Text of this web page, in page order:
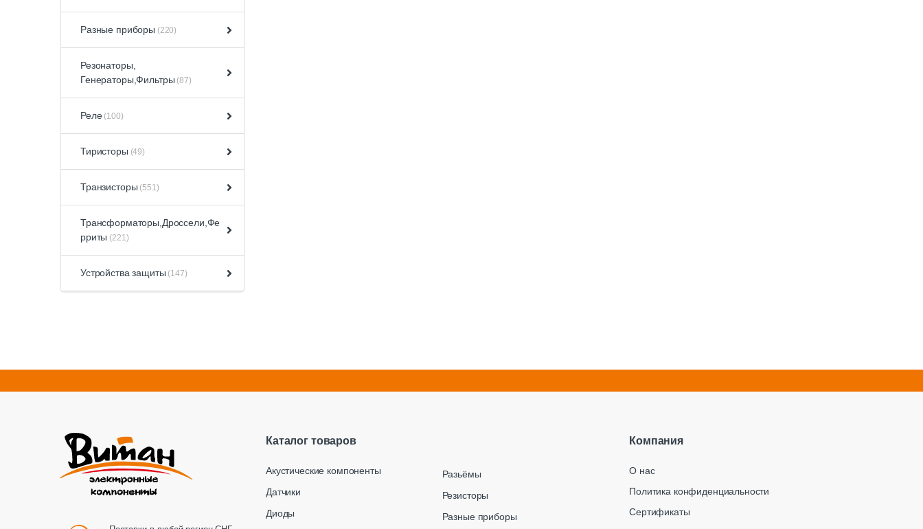
Разные приборы (220)
Резонаторы,
Генераторы,Фильтры (87)
Реле(100)
Тиристоры (49)
Транзисторы (551)
Трансформаторы,Дроссели,Фе
рриты (221)
Устройства защиты (147)
Каталог товаров
Акустические компоненты
Датчики
Диоды
Разьёмы
Резисторы
Разные приборы
Компания
О нас
Политика конфиденциальности
Сертификаты